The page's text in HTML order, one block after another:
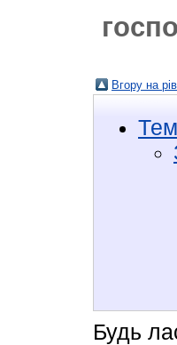
Вгору на
Будь